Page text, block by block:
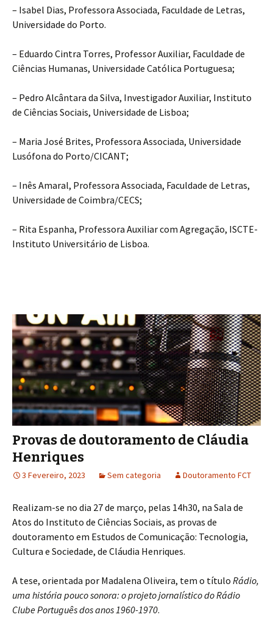
– Isabel Dias, Professora Associada, Faculdade de Letras,
Universidade do Porto.
– Eduardo Cintra Torres, Professor Auxiliar, Faculdade de
Ciências Humanas, Universidade Católica Portuguesa;
– Pedro Alcântara da Silva, Investigador Auxiliar, Instituto
de Ciências Sociais, Universidade de Lisboa;
– Maria José Brites, Professora Associada, Universidade
Lusófona do Porto/CICANT;
– Inês Amaral, Professora Associada, Faculdade de Letras,
Universidade de Coimbra/CECS;
– Rita Espanha, Professora Auxiliar com Agregação, ISCTE-
Instituto Universitário de Lisboa.
Provas de doutoramento de Cláudia
Henriques
3 Fevereiro, 2023 Sem categoria Doutoramento FCT
Realizam-se no dia 27 de março, pelas 14h30, na Sala de
Atos do Instituto de Ciências Sociais, as provas de
doutoramento em Estudos de Comunicação: Tecnologia,
Cultura e Sociedade, de Cláudia Henriques.
A tese, orientada por Madalena Oliveira, tem o título Rádio,
uma história pouco sonora: o projeto jornalístico do Rádio
Clube Português dos anos 1960-1970.